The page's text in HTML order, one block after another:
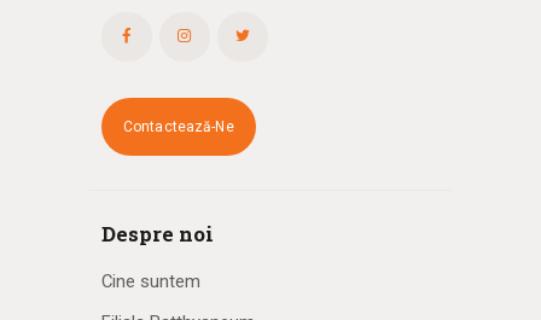
Contactează-Ne
Despre noi
Cine suntem